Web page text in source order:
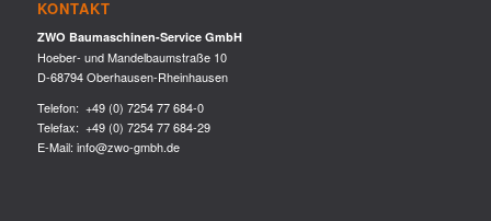
KONTAKT
ZWO Baumaschinen-Service GmbH
Hoeber- und Mandelbaumstraße 10
D-68794 Oberhausen-Rheinhausen
Telefon: +49 (0) 7254 77 684-0
Telefax: +49 (0) 7254 77 684-29
E-Mail: info@zwo-gmbh.de